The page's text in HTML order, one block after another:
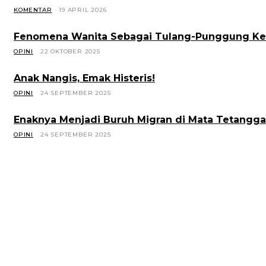
KOMENTAR 19 APRIL 2026
Fenomena Wanita Sebagai Tulang-Punggung
OPINI 22 OKTOBER 2025
Anak Nangis, Emak Histeris!
OPINI 24 SEPTEMBER 2025
Enaknya Menjadi Buruh Migran di Mata Tetangga
OPINI 24 SEPTEMBER 2025